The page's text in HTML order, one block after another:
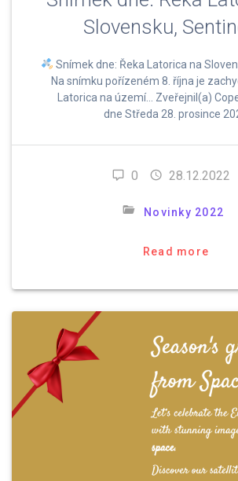
Slovensku,
Snímek dne: Řeka Latorica na
Na snímku pořízeném 8. října je
Latorica na území… Zveřejnil(a)
dne Středa 28. prosince
0 28.12.2022
Novinky 2022
Read more